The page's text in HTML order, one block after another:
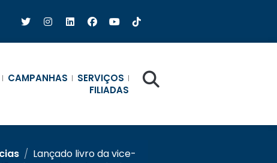
CAMPANHAS
SERVIÇOS
FILIADAS
/ Lançado livro da vice-